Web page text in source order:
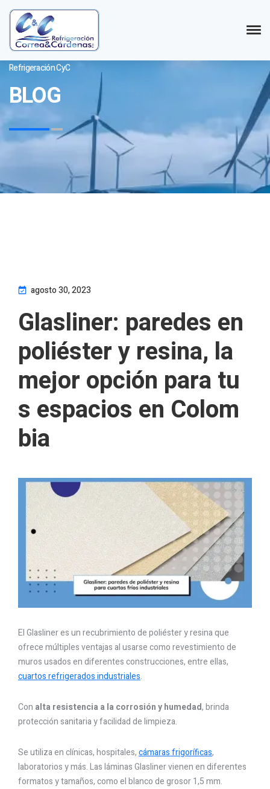
Refrigeración CyC
BLOG
agosto 30, 2023
Glasliner: paredes en
poliéster y resina, la
mejor opción para tu
s espacios en Colom
bia
El Glasliner es un recubrimiento de poliéster y resina que
ofrece múltiples ventajas al usarse como revestimiento de
muros usados en diferentes construcciones, entre ellas,
cuartos refrigerados industriales.
Con alta resistencia a la corrosión y humedad, brinda
protección sanitaria y facilidad de limpieza.
Se utiliza en clínicas, hospitales,cámaras frigoríficas,
laboratorios y más. Las láminas Glasliner vienen en diferentes
formatos y tamaños, como el blanco de grosor 1,5 mm.